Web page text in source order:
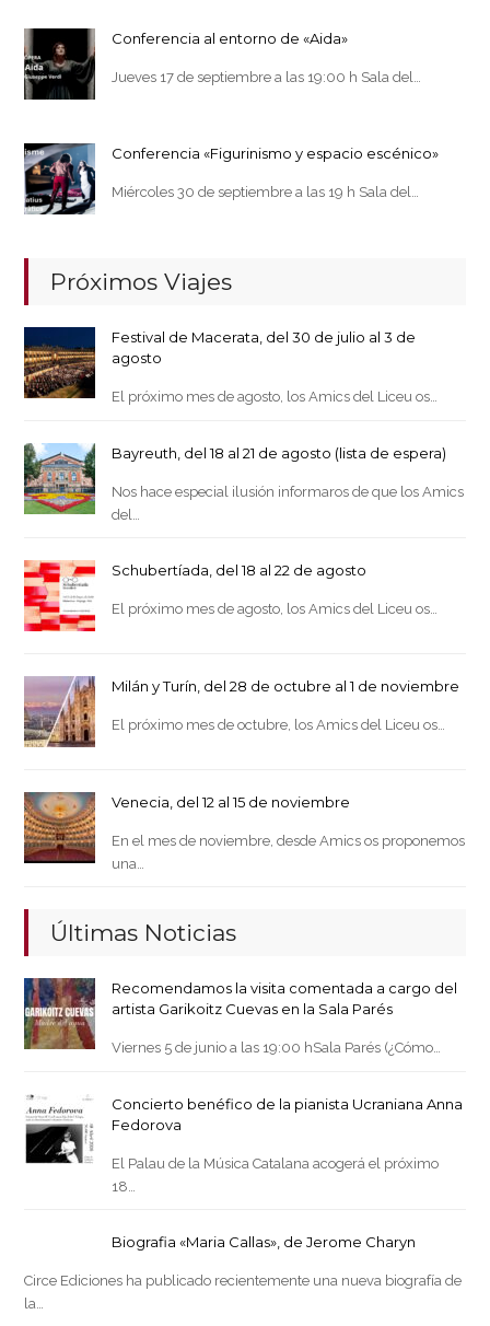
Conferencia al entorno de «Aida»
Jueves 17 de septiembre a las 19:00 h Sala del…
Conferencia «Figurinismo y espacio escénico»
Miércoles 30 de septiembre a las 19 h Sala del…
Próximos Viajes
Festival de Macerata, del 30 de julio al 3 de
agosto
El próximo mes de agosto, los Amics del Liceu os…
Bayreuth, del 18 al 21 de agosto (lista de espera)
Nos hace especial ilusión informaros de que los Amics
del…
Schubertíada, del 18 al 22 de agosto
El próximo mes de agosto, los Amics del Liceu os…
Milán y Turín, del 28 de octubre al 1 de noviembre
El próximo mes de octubre, los Amics del Liceu os…
Venecia, del 12 al 15 de noviembre
En el mes de noviembre, desde Amics os proponemos
una…
Últimas Noticias
Recomendamos la visita comentada a cargo del
artista Garikoitz Cuevas en la Sala Parés
Viernes 5 de junio a las 19:00 hSala Parés (¿Cómo…
Concierto benéfico de la pianista Ucraniana Anna
Fedorova
El Palau de la Música Catalana acogerá el próximo
18…
Biografia «Maria Callas», de Jerome Charyn
Circe Ediciones ha publicado recientemente una nueva biografía de
la…